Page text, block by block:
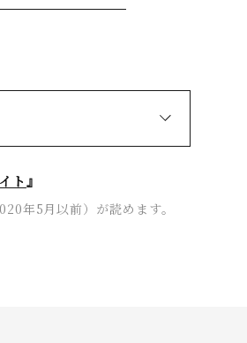
ト』
年5月以前）が読めます。